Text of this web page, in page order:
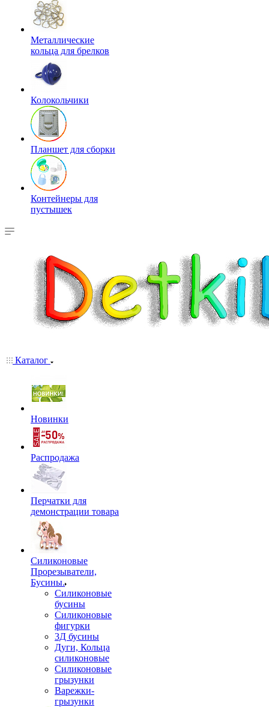
Металлические
кольца для брелков
Колокольчики
Планшет для сборки
Контейнеры для
пустышек
Каталог
Новинки
Распродажа
Перчатки для
демонстрации товара
Силиконовые
Прорезыватели,
Бусины.
Силиконовые
бусины
Силиконовые
фигурки
3Д бусины
Дуги, Кольца
силиконовые
Силиконовые
грызунки
Варежки-
грызунки